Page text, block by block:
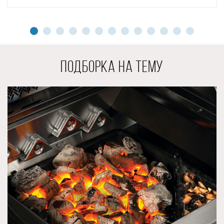
качества.
NAPOLEON®, ROGUE 425 SE Phantom является
гибридным, то есть в нём можно готовить И на
раскаленных углях, используя вот такой чугунный лоток.
При этом процесс розжига углей будет быстрым и
комфортным.
Для того, чтобы воспользоваться данным лотком,
необходимо установить его внутрь гриля, поверх газовых
горелок. Насыпать в него уголь и при желании добавить
щепу для копчения в специальный отсек, если требуется
придать блюду особый аромат. Включить горелки, чтобы
поджечь уголь, и, когда он разожжётся, выключить газ. И
вы сможете готовить на газовом гриле, как на угольном с
возможностью использования прямого или косвенного
методов приготовления!
ПОДБОРКА НА ТЕМУ